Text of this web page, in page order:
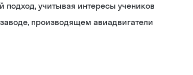
подход, учитывая интересы учеников
производящем авиадвигатели